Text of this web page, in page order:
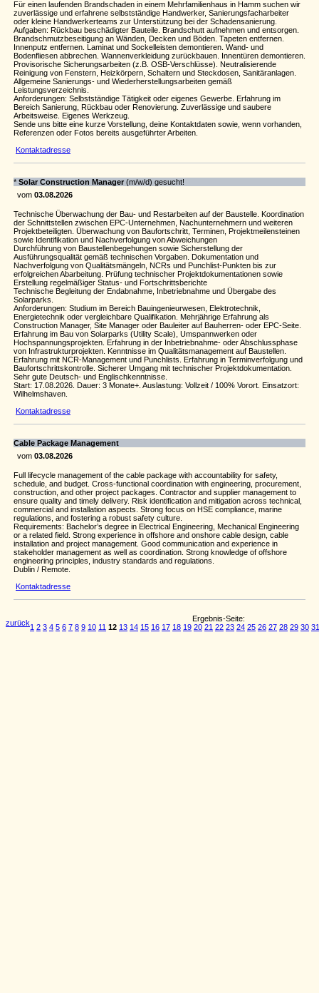
Für einen laufenden Brandschaden in einem Mehrfamilienhaus in Hamm suchen wir
zuverlässige und erfahrene selbstständige Handwerker, Sanierungsfacharbeiter
oder kleine Handwerkerteams zur Unterstützung bei der Schadensanierung.
Aufgaben: Rückbau beschädigter Bauteile. Brandschutt aufnehmen und entsorgen.
Brandschmutzbeseitigung an Wänden, Decken und Böden. Tapeten entfernen.
Innenputz entfernen. Laminat und Sockelleisten demontieren. Wand- und
Bodenfliesen abbrechen. Wannenverkleidung zurückbauen. Innentüren demontieren.
Provisorische Sicherungsarbeiten (z.B. OSB-Verschlüsse). Neutralisierende
Reinigung von Fenstern, Heizkörpern, Schaltern und Steckdosen, Sanitäranlagen.
Allgemeine Sanierungs- und Wiederherstellungsarbeiten gemäß
Leistungsverzeichnis.
Anforderungen: Selbstständige Tätigkeit oder eigenes Gewerbe. Erfahrung im
Bereich Sanierung, Rückbau oder Renovierung. Zuverlässige und saubere
Arbeitsweise. Eigenes Werkzeug.
Sende uns bitte eine kurze Vorstellung, deine Kontaktdaten sowie, wenn vorhanden,
Referenzen oder Fotos bereits ausgeführter Arbeiten.
Kontaktadresse
* Solar Construction Manager (m/w/d) gesucht!
vom 03.08.2026
Technische Überwachung der Bau- und Restarbeiten auf der Baustelle. Koordination
der Schnittstellen zwischen EPC-Unternehmen, Nachunternehmern und weiteren
Projektbeteiligten. Überwachung von Baufortschritt, Terminen, Projektmeilensteinen
sowie Identifikation und Nachverfolgung von Abweichungen
Durchführung von Baustellenbegehungen sowie Sicherstellung der
Ausführungsqualität gemäß technischen Vorgaben. Dokumentation und
Nachverfolgung von Qualitätsmängeln, NCRs und Punchlist-Punkten bis zur
erfolgreichen Abarbeitung. Prüfung technischer Projektdokumentationen sowie
Erstellung regelmäßiger Status- und Fortschrittsberichte
Technische Begleitung der Endabnahme, Inbetriebnahme und Übergabe des
Solarparks.
Anforderungen: Studium im Bereich Bauingenieurwesen, Elektrotechnik,
Energietechnik oder vergleichbare Qualifikation. Mehrjährige Erfahrung als
Construction Manager, Site Manager oder Bauleiter auf Bauherren- oder EPC-Seite.
Erfahrung im Bau von Solarparks (Utility Scale), Umspannwerken oder
Hochspannungsprojekten. Erfahrung in der Inbetriebnahme- oder Abschlussphase
von Infrastrukturprojekten. Kenntnisse im Qualitätsmanagement auf Baustellen.
Erfahrung mit NCR-Management und Punchlists. Erfahrung in Terminverfolgung und
Baufortschrittskontrolle. Sicherer Umgang mit technischer Projektdokumentation.
Sehr gute Deutsch- und Englischkenntnisse.
Start: 17.08.2026. Dauer: 3 Monate+. Auslastung: Vollzeit / 100% Vorort. Einsatzort:
Wilhelmshaven.
Kontaktadresse
Cable Package Management
vom 03.08.2026
Full lifecycle management of the cable package with accountability for safety,
schedule, and budget. Cross‑functional coordination with engineering, procurement,
construction, and other project packages. Contractor and supplier management to
ensure quality and timely delivery. Risk identification and mitigation across technical,
commercial and installation aspects. Strong focus on HSE compliance, marine
regulations, and fostering a robust safety culture.
Requirements: Bachelor’s degree in Electrical Engineering, Mechanical Engineering
or a related field. Strong experience in offshore and onshore cable design, cable
installation and project management. Good communication and experience in
stakeholder management as well as coordination. Strong knowledge of offshore
engineering principles, industry standards and regulations.
Dublin / Remote.
Kontaktadresse
zurück
Ergebnis-Seite:
1 2 3 4 5 6 7 8 9 10 11 12 13 14 15 16 17 18 19 20 21 22 23 24 25 26 27 28 29 30 31